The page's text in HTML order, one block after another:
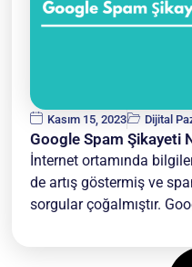
Kasım 15, 2023 Dijital
Google Spam Şikayeti
İnternet ortamında
de artış göstermiş ve
sorgular çoğalmıştır.